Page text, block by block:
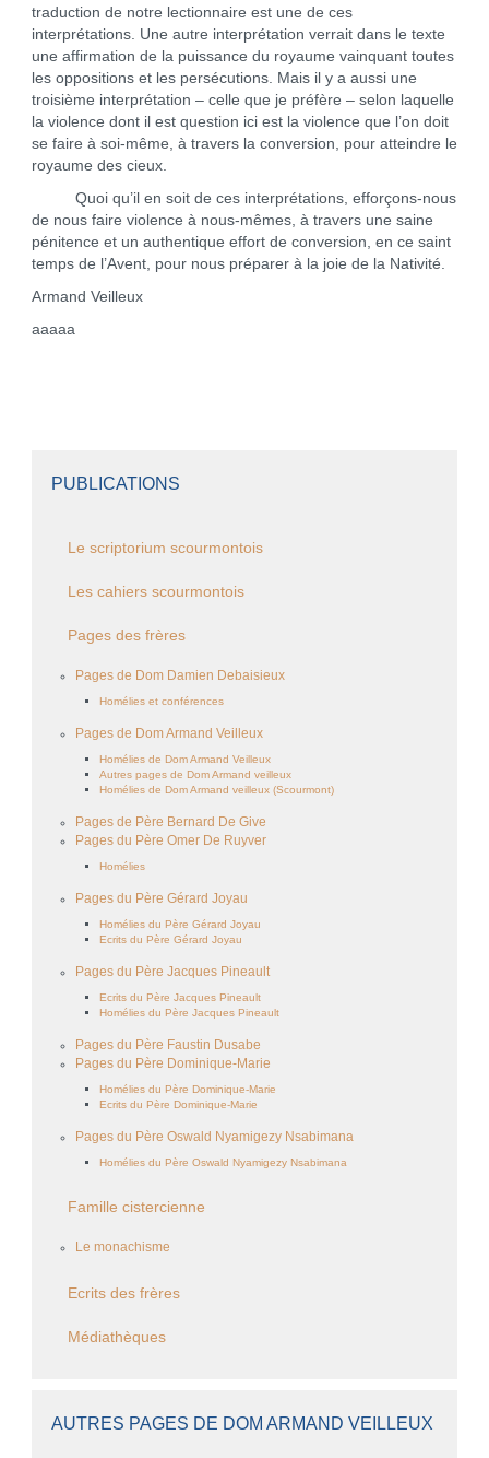
traduction de notre lectionnaire est une de ces
interprétations. Une autre interprétation verrait dans le texte
une affirmation de la puissance du royaume vainquant toutes
les oppositions et les persécutions. Mais il y a aussi une
troisième interprétation – celle que je préfère – selon laquelle
la violence dont il est question ici est la violence que l’on doit
se faire à soi-même, à travers la conversion, pour atteindre le
royaume des cieux.
Quoi qu’il en soit de ces interprétations, efforçons-nous
de nous faire violence à nous-mêmes, à travers une saine
pénitence et un authentique effort de conversion, en ce saint
temps de l’Avent, pour nous préparer à la joie de la Nativité.
Armand Veilleux
aaaaa
PUBLICATIONS
Le scriptorium scourmontois
Les cahiers scourmontois
Pages des frères
Pages de Dom Damien Debaisieux
Homélies et conférences
Pages de Dom Armand Veilleux
Homélies de Dom Armand Veilleux
Autres pages de Dom Armand veilleux
Homélies de Dom Armand veilleux (Scourmont)
Pages de Père Bernard De Give
Pages du Père Omer De Ruyver
Homélies
Pages du Père Gérard Joyau
Homélies du Père Gérard Joyau
Ecrits du Père Gérard Joyau
Pages du Père Jacques Pineault
Ecrits du Père Jacques Pineault
Homélies du Père Jacques Pineault
Pages du Père Faustin Dusabe
Pages du Père Dominique-Marie
Homélies du Père Dominique-Marie
Ecrits du Père Dominique-Marie
Pages du Père Oswald Nyamigezy Nsabimana
Homélies du Père Oswald Nyamigezy Nsabimana
Famille cistercienne
Le monachisme
Ecrits des frères
Médiathèques
AUTRES PAGES DE DOM ARMAND VEILLEUX